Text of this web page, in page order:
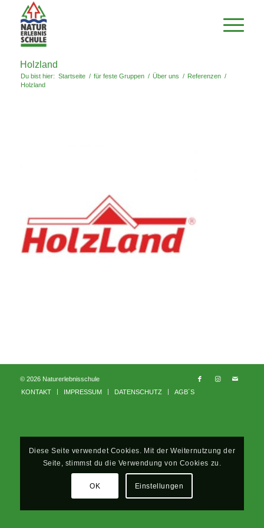
Holzland
Du bist hier: Startseite / für feste Gruppen / Über uns / Referenzen /
Holzland
© 2026 Naturerlebnisschule
KONTAKT
IMPRESSUM DATENSCHUTZ AGB´S
Diese Seite verwendet Cookies. Mit der Weiternutzung der
Seite, stimmst du die Verwendung von Cookies zu.
OK Einstellungen